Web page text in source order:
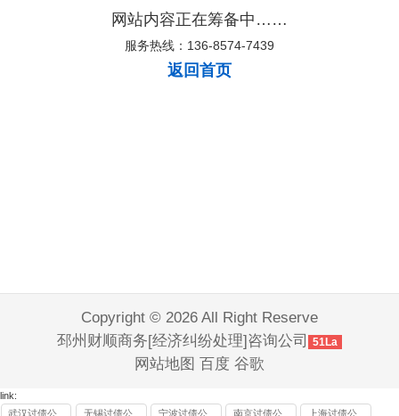
网站内容正在筹备中……
服务热线：136-8574-7439
返回首页
Copyright © 2026 All Right Reserve
邳州财顺商务[经济纠纷处理]咨询公司
51La
网站地图 百度 谷歌
link:
武汉讨债公
无锡讨债公 宁波讨债公 南京讨债公 上海讨债公